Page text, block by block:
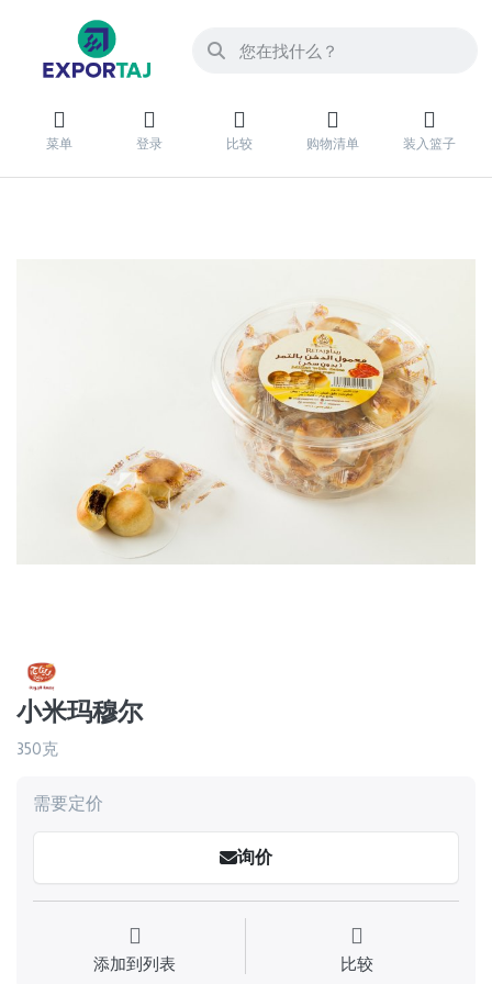
菜单 登录 比较 购物清单 装入篮子
小米玛穆尔
350克
需要定价
询价
添加到列表 比较